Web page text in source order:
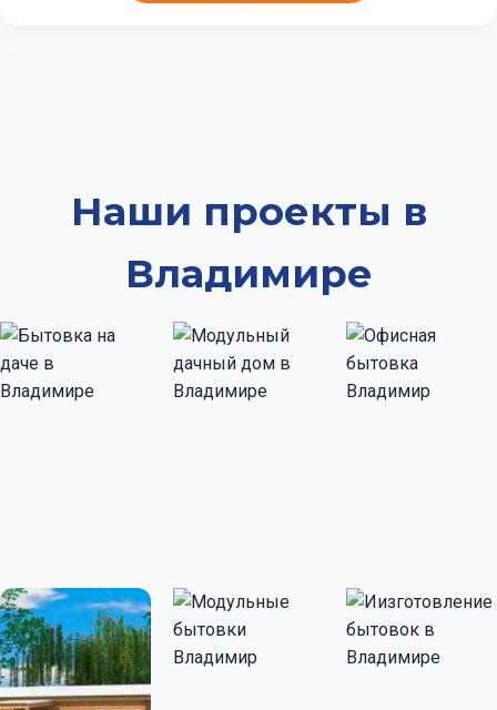
Наши проекты в
Владимире